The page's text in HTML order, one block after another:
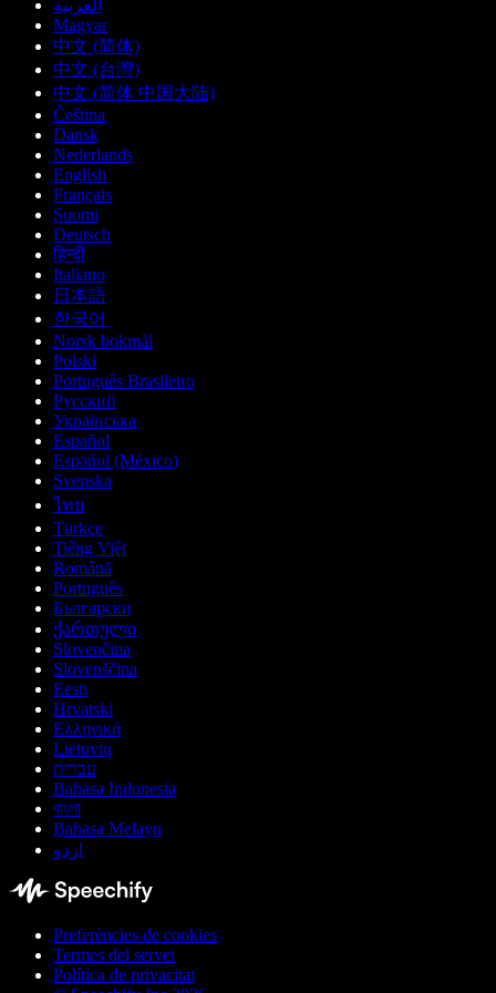
العربية
Magyar
中文 (简体)
中文 (台灣)
中文 (简体 中国大陆)
Čeština
Dansk
Nederlands
English
Français
Suomi
Deutsch
हिन्दी
Italiano
日本語
한국어
Norsk bokmål
Polski
Português Brasileiro
Русский
Українська
Español
Español (México)
Svenska
ไทย
Türkçe
Tiếng Việt
Română
Português
Български
ქართული
Slovenčina
Slovenščina
Eesti
Hrvatski
Ελληνικά
Lietuvių
עברית
Bahasa Indonesia
বাংলা
Bahasa Melayu
اردو
Preferències de cookies
Termes del servei
Política de privacitat